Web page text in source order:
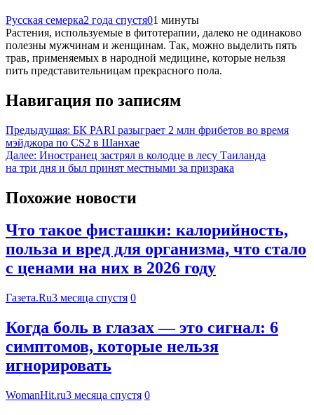
Русская семерка2 года спустя01 минуты
Растения, используемые в фитотерапии, далеко не одинаково
полезны мужчинам и женщинам. Так, можно выделить пять
трав, применяемых в народной медицине, которые нельзя
пить представительницам прекрасного пола.
Навигация по записям
Предыдущая: БК PARI разыграет 2 млн фрибетов во время
мэйджора по CS2 в Шанхае
Далее: Иностранец застрял в колодце в лесу Таиланда
на три дня и был принят местными за призрака
Похожие новости
Что такое фисташки: калорийность,
польза и вред для организма, что стало
с ценами на них в 2026 году
Газета.Ru3 месяца спустя 0
Когда боль в глазах — это сигнал: 6
симптомов, которые нельзя
игнорировать
WomanHit.ru3 месяца спустя 0